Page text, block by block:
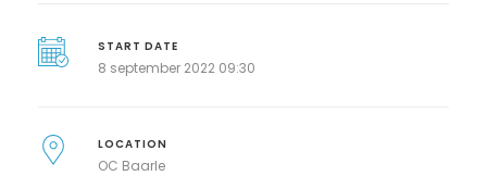
START DATE
8 september 2022 09:30
LOCATION
OC Baarle